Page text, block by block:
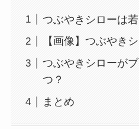
つぶやきシローは
【画像】つぶやき
つぶやきシローが
つ？
まとめ